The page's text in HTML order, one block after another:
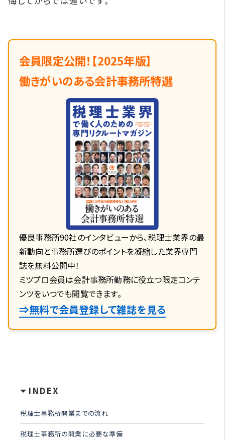
会員限定公開！【2025年版】
働きがいのある会計事務所特選
優良事務所90社のインタビューから、税理士業界の最
新動向と事務所選びのポイントを凝縮した業界専門
誌を無料公開中！
ミツプロ会員は会計事務所勤務に役立つ限定コンテ
ンツをいつでも閲覧できます。
⇒無料で会員登録して雑誌を見る
INDEX
税理士事務所開業までの流れ
税理士事務所の開業に必要な準備